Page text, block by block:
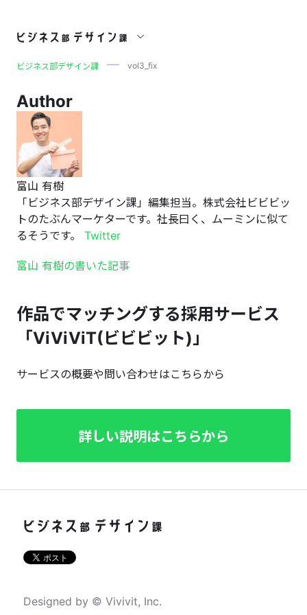
vol3_fix
ビジネス部デザイン課 vol3_fix
Author
富山 有樹
「ビジネス部デザイン課」編集担当。株式会社ビビビッ
トのたぶんマーケターです。社長曰く、ムーミンに似て
るそうです。 Twitter
富山 有樹の書いた記事
作品でマッチングする採用サービス
「ViViViT(ビビビット)」
サービスの概要や問い合わせはこちらから
詳しい説明はこちらから
Designed by © Vivivit, Inc.